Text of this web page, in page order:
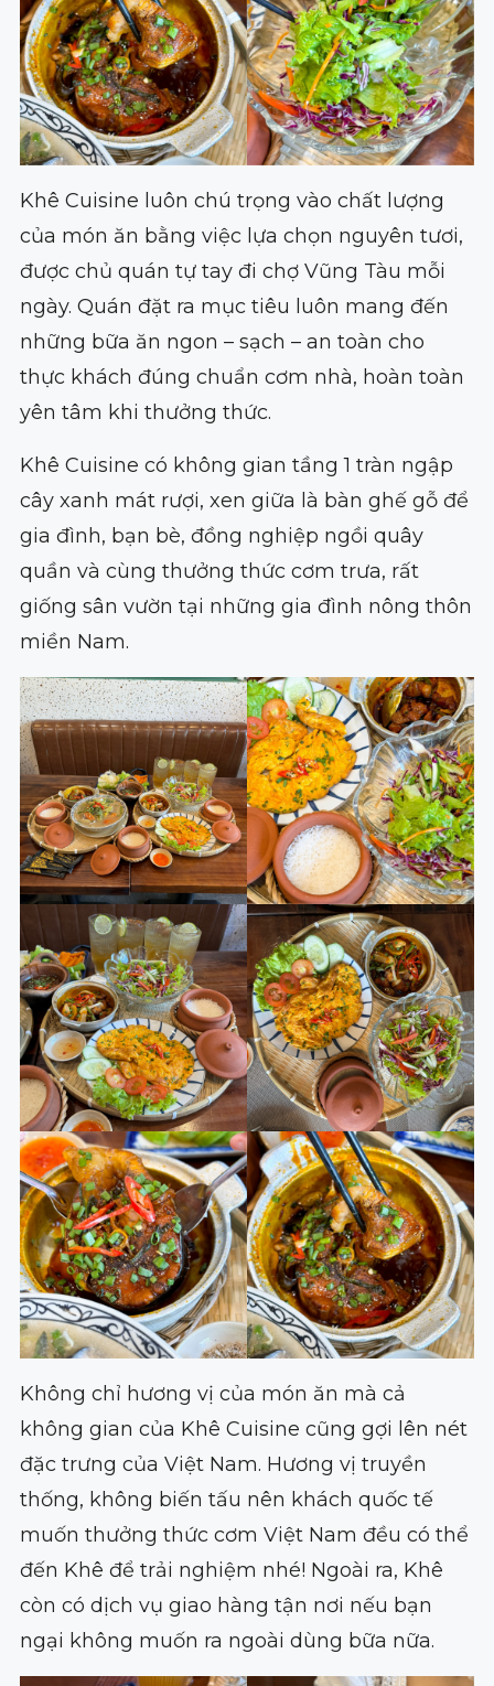
Khê Cuisine luôn chú trọng vào chất lượng
của món ăn bằng việc lựa chọn nguyên tươi,
được chủ quán tự tay đi chợ Vũng Tàu mỗi
ngày. Quán đặt ra mục tiêu luôn mang đến
những bữa ăn ngon – sạch – an toàn cho
thực khách đúng chuẩn cơm nhà, hoàn toàn
yên tâm khi thưởng thức.
Khê Cuisine có không gian tầng 1 tràn ngập
cây xanh mát rượi, xen giữa là bàn ghế gỗ để
gia đình, bạn bè, đồng nghiệp ngồi quây
quần và cùng thưởng thức cơm trưa, rất
giống sân vườn tại những gia đình nông thôn
miền Nam.
Không chỉ hương vị của món ăn mà cả
không gian của Khê Cuisine cũng gợi lên nét
đặc trưng của Việt Nam. Hương vị truyền
thống, không biến tấu nên khách quốc tế
muốn thưởng thức cơm Việt Nam đều có thể
đến Khê để trải nghiệm nhé! Ngoài ra, Khê
còn có dịch vụ giao hàng tận nơi nếu bạn
ngại không muốn ra ngoài dùng bữa nữa.